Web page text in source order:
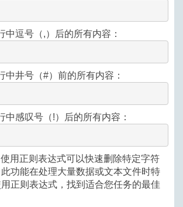
中逗号（,）后的所有内容：
中井号（#）前的所有内容：
中感叹号（!）后的所有内容：
用正则表达式可以快速删除特定字符
功能在处理大量数据或文本文件时特
正则表达式，找到适合您任务的最佳